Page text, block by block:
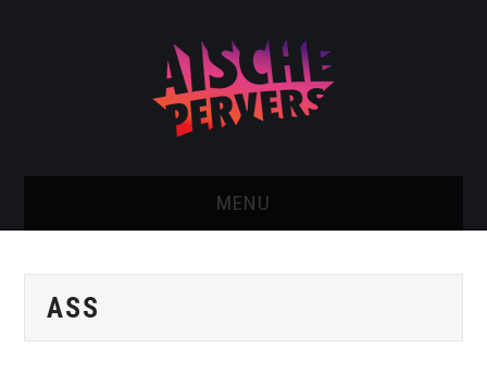
MENU
NEU: AISCHE SHOP!
ASS